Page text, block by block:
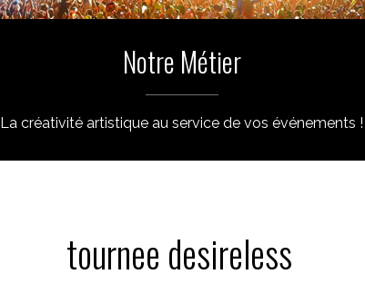
Notre Métier
La créativité artistique au service de vos événements !
tournee desireless